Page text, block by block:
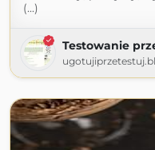
(...)
Testowanie